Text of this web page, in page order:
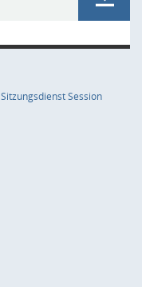
SitzungsdienstSession(Wird in